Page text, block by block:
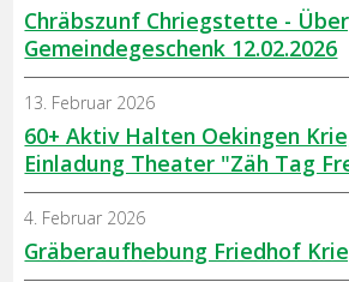
Chräbszunf Chriegstette -
Gemeindegeschenk 12.02.2026
60+ Aktiv Halten Oekingen
Einladung Theater "Zäh Tag
13. Februar 2026
Gräberaufhebung Friedhof
4. Februar 2026